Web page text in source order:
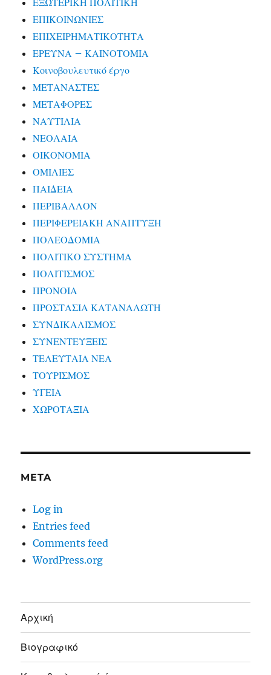
ΕΞΩΤΕΡΙΚΗ ΠΟΛΙΤΙΚΗ
ΕΠΙΚΟΙΝΩΝΙΕΣ
ΕΠΙΧΕΙΡΗΜΑΤΙΚΟΤΗΤΑ
ΕΡΕΥΝΑ – ΚΑΙΝΟΤΟΜΙΑ
Κοινοβουλευτικό έργο
ΜΕΤΑΝΑΣΤΕΣ
ΜΕΤΑΦΟΡΕΣ
ΝΑΥΤΙΛΙΑ
ΝΕΟΛΑΙΑ
ΟΙΚΟΝΟΜΙΑ
ΟΜΙΛΙΕΣ
ΠΑΙΔΕΙΑ
ΠΕΡΙΒΑΛΛΟΝ
ΠΕΡΙΦΕΡΕΙΑΚΗ ΑΝΑΠΤΥΞΗ
ΠΟΛΕΟΔΟΜΙΑ
ΠΟΛΙΤΙΚΟ ΣΥΣΤΗΜΑ
ΠΟΛΙΤΙΣΜΟΣ
ΠΡΟΝΟΙΑ
ΠΡΟΣΤΑΣΙΑ ΚΑΤΑΝΑΛΩΤΗ
ΣΥΝΔΙΚΑΛΙΣΜΟΣ
ΣΥΝΕΝΤΕΥΞΕΙΣ
ΤΕΛΕΥΤΑΙΑ ΝΕΑ
ΤΟΥΡΙΣΜΟΣ
ΥΓΕΙΑ
ΧΩΡΟΤΑΞΙΑ
META
Log in
Entries feed
Comments feed
WordPress.org
Αρχική
Βιογραφικό